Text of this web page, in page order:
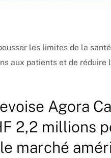
les limites de la
aux patients et de
Agora
2,2 millions
marché